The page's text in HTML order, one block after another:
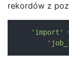
rekordów z
'import'